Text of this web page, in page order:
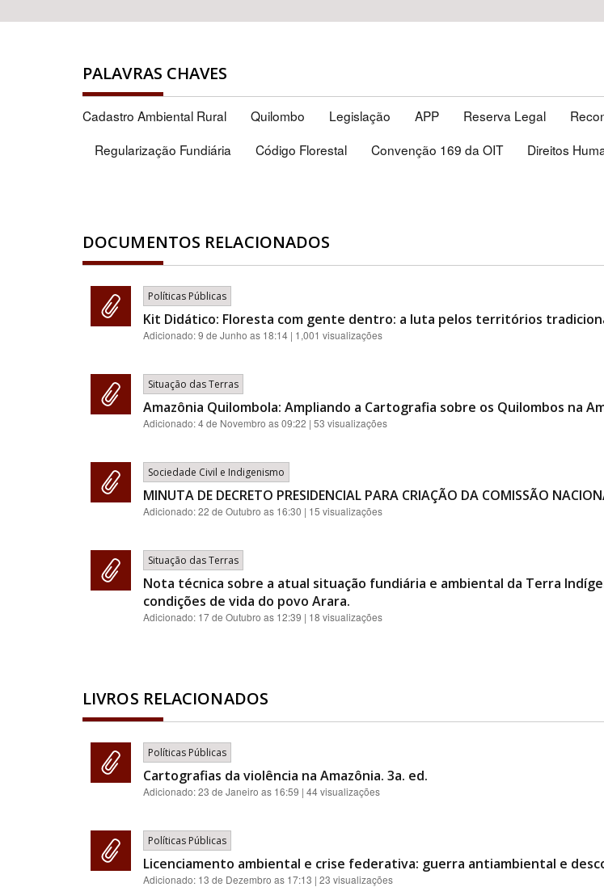
PALAVRAS CHAVES
Cadastro Ambiental Rural Quilombo Legislação APP Reserva Legal
Regularização Fundiária
Código Florestal Convenção 169 da OIT Direitos
DOCUMENTOS RELACIONADOS
Políticas Públicas
Kit Didático: Floresta com gente dentro: a luta pelos territórios
Adicionado:9 de Junho as 18:14 | 1,001 visualizações
Situação das Terras
Amazônia Quilombola: Ampliando a Cartografia sobre os Quilombos na
Adicionado:4 de Novembro as 09:22 | 53 visualizações
Sociedade Civil e Indigenismo
MINUTA DE DECRETO PRESIDENCIAL PARA CRIAÇÃO DA COMISSÃO
Adicionado:22 de Outubro as 16:30 | 15 visualizações
Situação das Terras
Nota técnica sobre a atual situação fundiária e ambiental da Terra
condições de vida do povo Arara.
Adicionado: 17 de Outubro as 12:39 | 18 visualizações
LIVROS RELACIONADOS
Políticas Públicas
Cartografias da violência na Amazônia. 3a. ed.
Adicionado:23 de Janeiro as 16:59 | 44 visualizações
Políticas Públicas
Licenciamento ambiental e crise federativa: guerra antiambiental e
Adicionado: 13 de Dezembro as 17:13 | 23 visualizações